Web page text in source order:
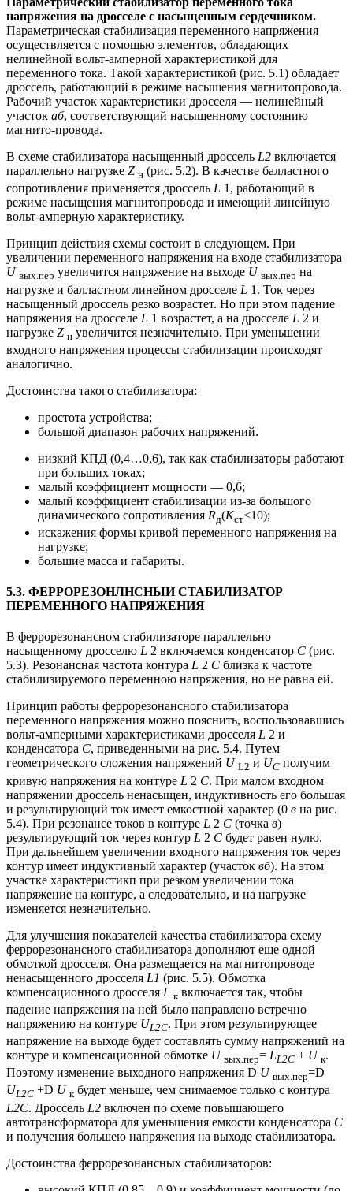
напряжения на дросселе с насыщенным сердечником.
Параметрическая стабилизация переменного напряжения
осуществляется с помощью элементов, обладающих
нелинейной вольт-амперной характеристикой для
переменного тока. Такой характеристикой (рис. 5.1) обладает
дроссель, работающий в режиме насыщения магнитопровода.
Рабочий участок характеристики дросселя — нелинейный
участок аб, соответствующий насыщенному состоянию
магнито-провода.
В схеме стабилизатора насыщенный дроссель L2 включается
параллельно нагрузке Z н (рис. 5.2). В качестве балластного
сопротивления применяется дроссель L 1, работающий в
режиме насыщения магнитопровода и имеющий линейную
вольт-амперную характеристику.
Принцип действия схемы состоит в следующем. При
увеличении переменного напряжения на входе стабилизатора
U вых.пер увеличится напряжение на выходе U вых.пер на
нагрузке и балластном линейном дросселе L 1. Ток через
насыщенный дроссель резко возрастет. Но при этом падение
напряжения на дросселе L 1 возрастет, а на дросселе L 2 и
нагрузке Z н увеличится незначительно. При уменьшении
входного напряжения процессы стабилизации происходят
аналогично.
Достоинства такого стабилизатора:
простота устройства;
большой диапазон рабочих напряжений.
низкий КПД (0,4…0,6), так как стабилизаторы работают
при больших токах;
малый коэффициент мощности — 0,6;
малый коэффициент стабилизации из-за большого
динамического сопротивления Rд(Кст<10);
искажения формы кривой переменного напряжения на
нагрузке;
большие масса и габариты.
5.3. ФЕРРОРЕЗОНЛНСНЫИ СТАБИЛИЗАТОР
ПЕРЕМЕННОГО НАПРЯЖЕНИЯ
В феррорезонансном стабилизаторе параллельно
насыщенному дросселю L 2 включаемся конденсатор С (рис.
5.3). Резонансная частота контура L 2 C близка к частоте
стабилизируемого переменною напряжения, но не равна ей.
Принцип работы феррорезонансного стабилизатора
переменного напряжения можно пояснить, воспользовавшись
вольт-амперными характеристиками дросселя L 2 и
конденсатора С, приведенными на рис. 5.4. Путем
геометрического сложения напряжений U L2 и UC получим
кривую напряжения на контуре L 2 C. При малом входном
напряжении дроссель ненасыщен, индуктивность его большая
и результирующий ток имеет емкостной характер (0 в на рис.
5.4). При резонансе токов в контуре L 2 C (точка в)
результирующий ток через контур L 2 C будет равен нулю.
При дальнейшем увеличении входного напряжения ток через
контур имеет индуктивный характер (участок вб). На этом
участке характеристикп при резком увеличении тока
напряжение на контуре, а следовательно, и на нагрузке
изменяется незначительно.
Для улучшения показателей качества стабилизатора схему
феррорезонансного стабилизатора дополняют еще одной
обмоткой дросселя. Она размещается на магнитопроводе
ненасыщенного дросселя L1 (рис. 5.5). Обмотка
компенсационного дросселя L к включается так, чтобы
падение напряжения на ней было направлено встречно
напряжению на контуре UL2С. При этом результирующее
напряжение на выходе будет составлять сумму напряжений на
контуре и компенсационной обмотке U выx.пер= LL2C + U к.
Поэтому изменение выходного напряжения D U выx.пер=D
UL2C +D U к будет меньше, чем снимаемое только с контура
L2C. Дроссель L2 включен по схеме повышающего
автотрансформатора для уменьшения емкости конденсатора С
и получения большею напряжения на выходе стабилизатора.
Достоинства феррорезонансных стабилизаторов: